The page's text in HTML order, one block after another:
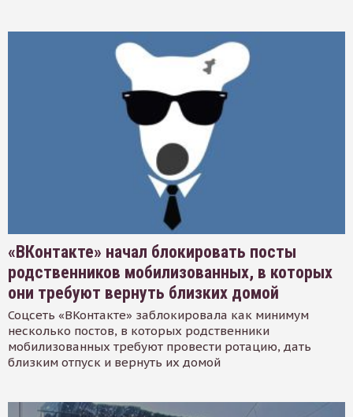
«ВКонтакте» начал блокировать посты
родственников мобилизованных, в которых
они требуют вернуть близких домой
Соцсеть «ВКонтакте» заблокировала как минимум
несколько постов, в которых родственники
мобилизованных требуют провести ротацию, дать
близким отпуск и вернуть их домой